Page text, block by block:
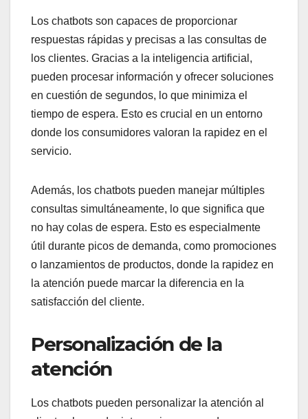
Los chatbots son capaces de proporcionar
respuestas rápidas y precisas a las consultas de
los clientes. Gracias a la inteligencia artificial,
pueden procesar información y ofrecer soluciones
en cuestión de segundos, lo que minimiza el
tiempo de espera. Esto es crucial en un entorno
donde los consumidores valoran la rapidez en el
servicio.
Además, los chatbots pueden manejar múltiples
consultas simultáneamente, lo que significa que
no hay colas de espera. Esto es especialmente
útil durante picos de demanda, como promociones
o lanzamientos de productos, donde la rapidez en
la atención puede marcar la diferencia en la
satisfacción del cliente.
Personalización de la
atención
Los chatbots pueden personalizar la atención al